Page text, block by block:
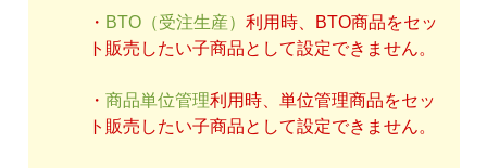
・ BTO（受注生産） 利用時、BTO商品をセッ
ト販売したい子商品として設定できません。
・ 商品単位管理利用時、単位管理商品をセッ
ト販売したい子商品として設定できません。